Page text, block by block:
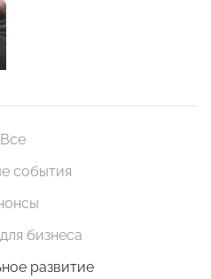
Все
события
бизнеса
развитие